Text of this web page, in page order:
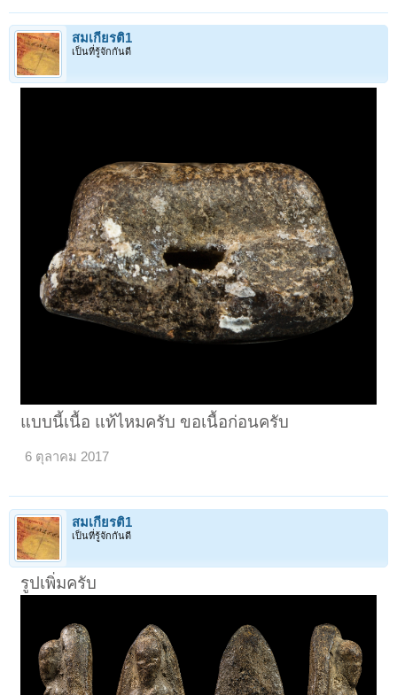
สมเกียรติ1
เป็นที่รู้จักกันดี
แบบนี้เนื้อ แท้ไหมครับ ขอเนื้อก่อนครับ
6 ตุลาคม 2017
สมเกียรติ1
เป็นที่รู้จักกันดี
รูปเพิ่มครับ